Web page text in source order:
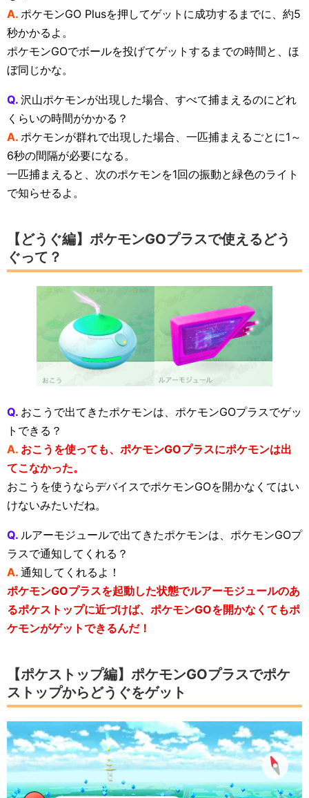
A. ポケモンGO Plusを押してゲットに成功するまでに、約5
秒かかるよ。
ポケモンGOでボールを投げてゲットするまでの時間と、ほ
ぼ同じかな。
Q. 沢山ポケモンが出現した場合、すべて捕まえるのにどれ
くらいの時間がかかる？
A. ポケモンが群れで出現した場合、一匹捕まえるごとに1～
6秒の間隔が必要になる。
一匹捕まえると、次のポケモンを1回の振動と緑色のライト
で知らせるよ。
【どうぐ編】ポケモンGOプラスで使えるどう
ぐって？
Q. おこうで出てきたポケモンは、ポケモンGOプラスでゲッ
トできる？
A. おこうを使っても、ポケモンGOプラスにポケモンは出
てこなかった。
おこうを使うならデバイスでポケモンGOを開かなくてはい
けないみたいだね。
Q. ルアーモジュールで出てきたポケモンは、ポケモンGOプ
ラスで通知してくれる？
A. 通知してくれるよ！
ポケモンGOプラスを起動した状態でルアーモジュールのあ
るポケストップに近づけば、ポケモンGOを開かなくてもポ
ケモンがゲットできるんだ！
【ポケストップ編】ポケモンGOプラスでポケ
ストップからどうぐをゲット